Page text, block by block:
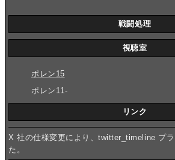
戦闘処理
視聴室
ポレン15
ポレン11-
リンク
X 社の仕様変更により、twitter_timeline プ
た。